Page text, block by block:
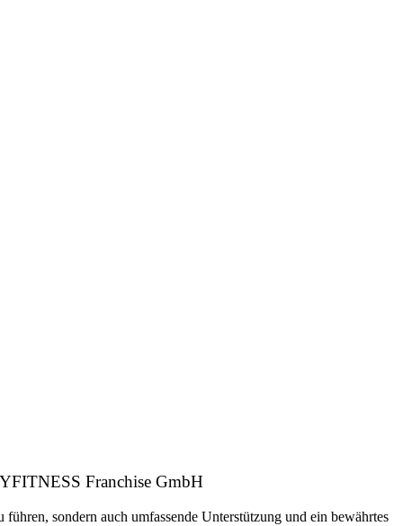
Franchise GmbH
sondern auch umfassende Unterstützung und ein bewährtes